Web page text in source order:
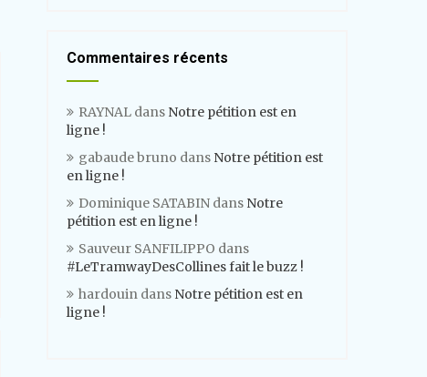
Commentaires récents
RAYNAL dans Notre pétition est en
ligne !
gabaude bruno dans Notre pétition est
en ligne !
Dominique SATABIN dans Notre
pétition est en ligne !
Sauveur SANFILIPPO dans
#LeTramwayDesCollines fait le buzz !
hardouin dans Notre pétition est en
ligne !